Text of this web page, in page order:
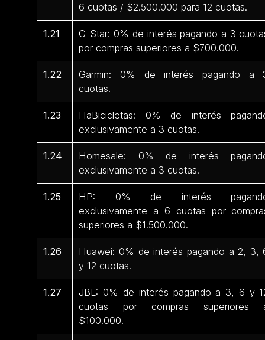
6 cuotas / $2.500.000 para 12 cuotas.
1.21
G-Star: 0% de interés pagando a 3
por compras superiores a $700.000.
1.22
Garmin: 0% de interés pagando a
cuotas.
1.23
HaBicicletas: 0% de interés
exclusivamente a 3 cuotas.
1.24
Homesale: 0% de interés
exclusivamente a 3 cuotas.
1.25
HP: 0% de interés
exclusivamente a 6 cuotas por
superiores a $1.500.000.
1.26
Huawei: 0% de interés pagando a 2, 3,
y 12 cuotas.
1.27
JBL: 0% de interés pagando a 3, 6 y
cuotas por compras superiores
$100.000.